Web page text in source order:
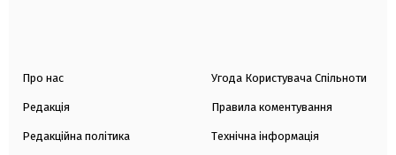
Про нас
Редакція
Редакційна політика
Угода Користувача Спільноти
Правила коментування
Технічна інформація